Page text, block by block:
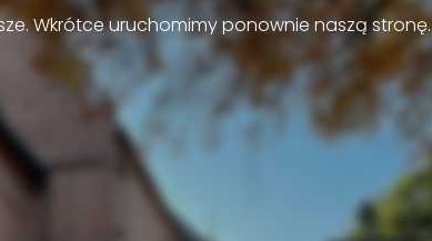
Wkrótce uruchomimy ponownie naszą stronę.